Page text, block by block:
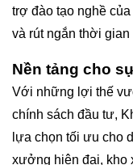
trợ đào tạo nghề
và rút ngắn thời
Nền tảng cho
Với những lợi thế
chính sách đầu tư,
lựa chọn tối ưu cho
xưởng hiện đại, kho